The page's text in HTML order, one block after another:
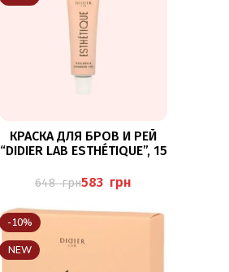
В КОРЗИНУ
КРАСКА ДЛЯ БРОВ И РЕЙ
“DIDIER LAB ESTHÉTIQUE”, 15
СВЕТЛО-КОРИЧНЕВЫЙ –
ИДЕАЛЬНО ПОДХОДИТ ДЛЯ
БЛОНДИНОК-КЛИЕНТОВ
648грн583 грн
-10%
NEW